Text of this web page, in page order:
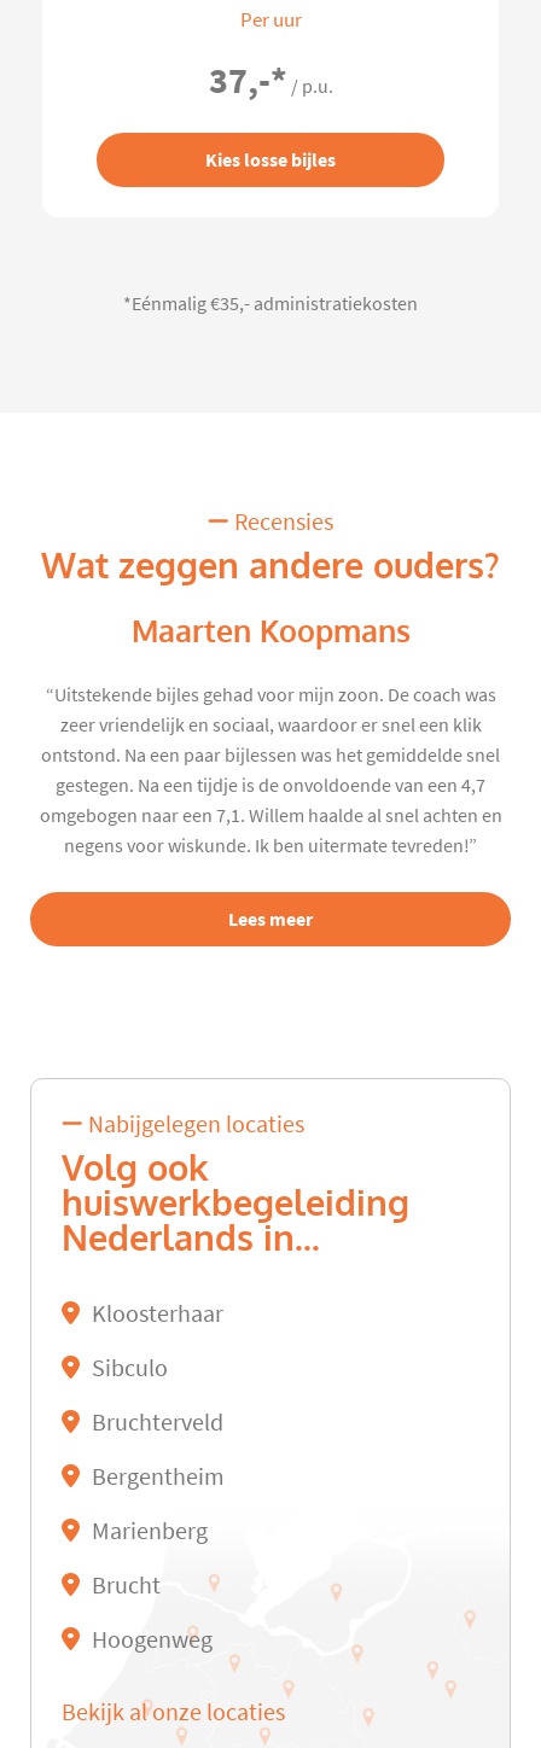
Per uur
37,-* / p.u.
Kies losse bijles
*Eénmalig €35,- administratiekosten
Recensies
Wat zeggen andere ouders?
Maarten Koopmans
“Uitstekende bijles gehad voor mijn zoon. De coach was
zeer vriendelijk en sociaal, waardoor er snel een klik
ontstond. Na een paar bijlessen was het gemiddelde snel
gestegen. Na een tijdje is de onvoldoende van een 4,7
omgebogen naar een 7,1. Willem haalde al snel achten en
negens voor wiskunde. Ik ben uitermate tevreden!”
Lees meer
Nabijgelegen locaties
Volg ook
huiswerkbegeleiding
Nederlands in...
Kloosterhaar
Sibculo
Bruchterveld
Bergentheim
Marienberg
Brucht
Hoogenweg
Bekijk al onze locaties